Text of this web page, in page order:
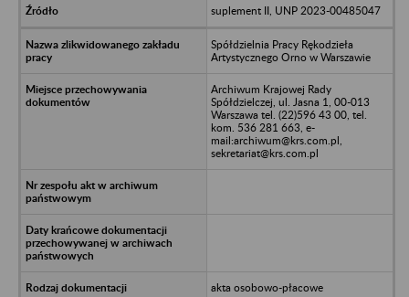
suplement II, UNP 2023-00485047
Spółdzielnia Pracy Rękodzieła
Artystycznego Orno w Warszawie
Archiwum Krajowej Rady
Spółdzielczej, ul. Jasna 1, 00-013
Warszawa tel. (22)596 43 00, tel.
kom. 536 281 663, e-
mail:archiwum@krs.com.pl,
sekretariat@krs.com.pl
akta osobowo-płacowe